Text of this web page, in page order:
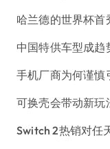
哈兰德的世界杯首
中国特供车型成
手机厂商为何谨慎
可换壳会带动新玩
Switch 2热销对任